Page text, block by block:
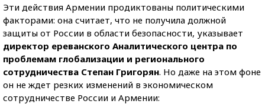
Эти действия Армении продиктованы политическими
факторами: она считает, что не получила должной
защиты от России в области безопасности, указывает
директор ереванского Аналитического центра по
проблемам глобализации и регионального
сотрудничества Степан Григорян. Но даже на этом фоне
он не ждет резких изменений в экономическом
сотрудничестве России и Армении: